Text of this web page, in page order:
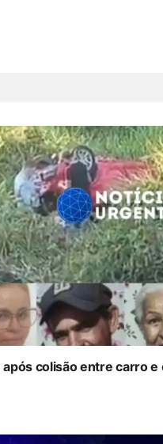
colisão entre carro